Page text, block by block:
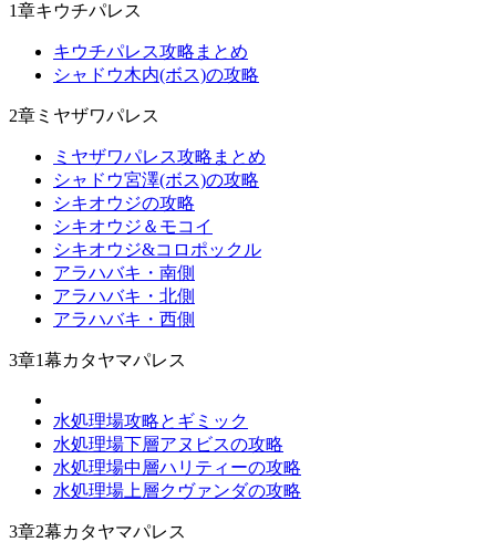
1章キウチパレス
キウチパレス攻略まとめ
シャドウ木内(ボス)の攻略
2章ミヤザワパレス
ミヤザワパレス攻略まとめ
シャドウ宮澤(ボス)の攻略
シキオウジの攻略
シキオウジ＆モコイ
シキオウジ&コロポックル
アラハバキ・南側
アラハバキ・北側
アラハバキ・西側
3章1幕カタヤマパレス
水処理場攻略とギミック
水処理場下層アヌビスの攻略
水処理場中層ハリティーの攻略
水処理場上層クヴァンダの攻略
3章2幕カタヤマパレス